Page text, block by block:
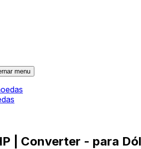
menu
| Converter - para